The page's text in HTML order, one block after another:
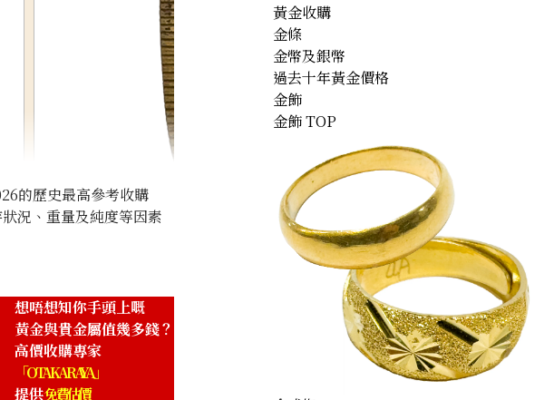
20-karat gold（K20）Japanese Commemorative Coin 17.8g
參考回收價
HKD 20,138.74
的歷史最高參考收購
況、重量及純度等因素
想唔想知你手頭上嘅
黃金與貴金屬值幾多錢？
高價收購專家
「OTAKARAYA」
提供免費估價
黃金收購
金條
金幣及銀幣
過去十年黃金價格
金飾
金飾 TOP